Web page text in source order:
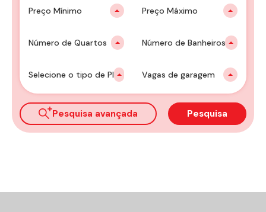
Preço Mínimo Preço Máximo
Número de Quartos Número de Banheiros
Selecione o tipo de Plantão Vagas de garagem
Pesquisa avançada Pesquisa